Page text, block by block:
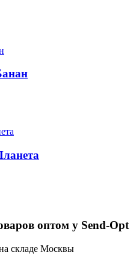
оптом у Send-Opt
складе Москвы